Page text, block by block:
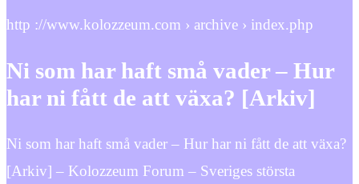
http ://www.kolozzeum.com › archive › index.php
Ni som har haft små vader – Hur
har ni fått de att växa? [Arkiv]
Ni som har haft små vader – Hur har ni fått de att växa?
[Arkiv] – Kolozzeum Forum – Sveriges största